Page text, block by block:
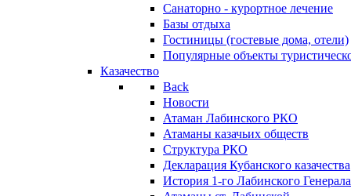
Санаторно - курортное лечение
Базы отдыха
Гостиницы (гостевые дома, отели)
Популярные объекты
Казачество
Back
Новости
Атаман Лабинского РКО
Атаманы казачьих обществ
Структура РКО
Декларация Кубанского казачества
История 1-го Лабинского